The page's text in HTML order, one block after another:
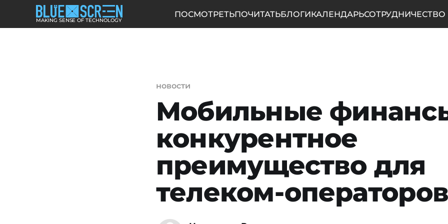
MAKING SENSE OF TECHNOLOGY
ПОСМОТРЕТЬПОЧИТАТЬБЛОГИКАЛЕНДАРЬСОТРУДНИЧЕСТВО
новости
Мобильные
конкурентное
преимущество для
телеком-операторов